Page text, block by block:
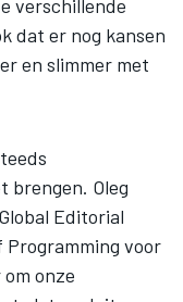
verschillende
dat er nog kansen
en slimmer met
brengen. Oleg
Editorial
voor
onze